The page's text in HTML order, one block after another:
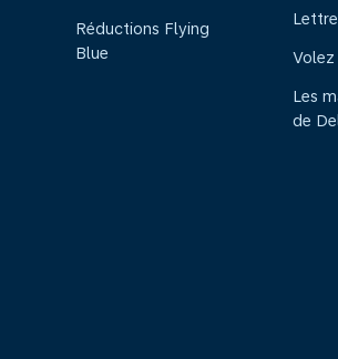
Réductions Flying
Blue
Volez
Les
de